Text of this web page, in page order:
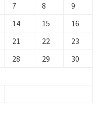
7 8
9
14 15
16
21 22
23
28 29
30